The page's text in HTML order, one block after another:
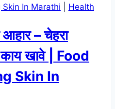
Skin In Marathi
Health
– चेहरा
काय खावे | Food
Skin In